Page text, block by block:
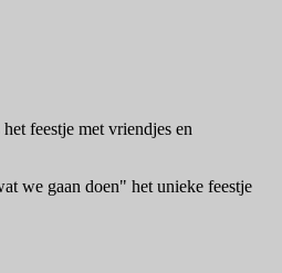
feestje met vriendjes en
we gaan doen" het unieke feestje